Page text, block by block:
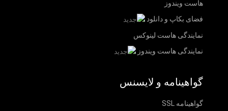
هاست ویندوز
فضای بکاپ و دانلود
نمایندگی هاست لینوکس
نمایندگی هاست ویندوز
گواهینامه و لایسنس
گواهینامه SSL